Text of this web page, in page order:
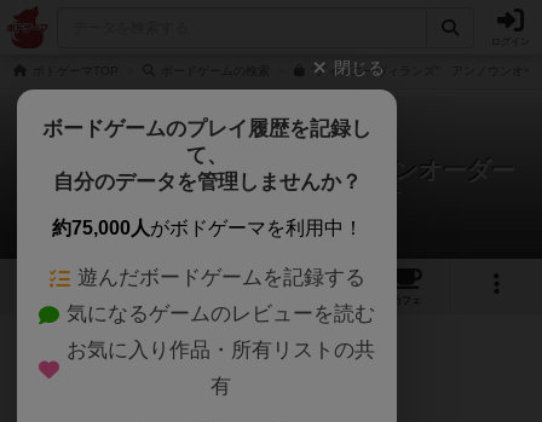
“ディズニーヴィランズ” アンノウンオー
"ディズニーヴィランズ" アンノウンオーダー
オグランド（Oguland）さんのレビュー
2 3
カフェ
127名 0名 11ヶ月前
閉じる
ボードゲームのプレイ履歴を記録し
て、
自分のデータを管理しませんか？
約75,000人がボドゲーマを利用中！
遊んだボードゲームを記録する
気になるゲームのレビューを読む
お気に入り作品・所有リストの共
有